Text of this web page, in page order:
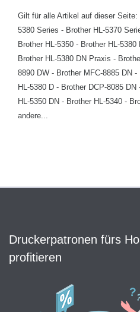
Gilt für alle Artikel auf dieser Seite:
5380 Series - Brother HL-5370
Brother HL-5350 - Brother HL-
Brother HL-5380 DN Praxis -
8890 DW - Brother MFC-8885 DN
HL-5380 D - Brother DCP-8085
HL-5350 DN - Brother HL-5340 -
andere...
Druckerpatronen fürs
profitieren